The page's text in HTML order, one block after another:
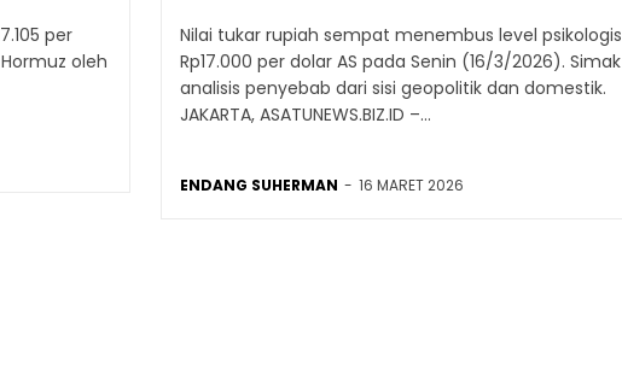
per
oleh
Nilai tukar rupiah sempat menembus level psikologis
Rp17.000 per dolar AS pada Senin (16/3/2026). Simak
analisis penyebab dari sisi geopolitik dan domestik.
JAKARTA, ASATUNEWS.BIZ.ID –...
ENDANG SUHERMAN - 16 MARET 2026